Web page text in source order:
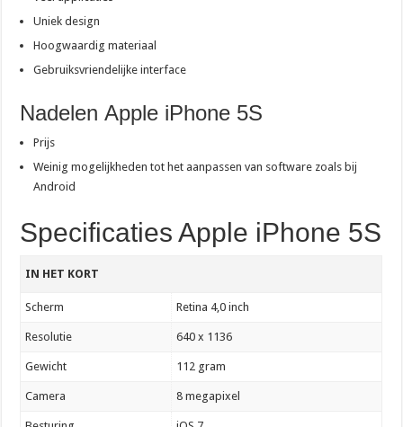
Uniek design
Hoogwaardig materiaal
Gebruiksvriendelijke interface
Nadelen Apple iPhone 5S
Prijs
Weinig mogelijkheden tot het aanpassen van software zoals bij
Android
Specificaties Apple iPhone 5S
IN HET KORT
Scherm Retina 4,0 inch
Resolutie 640 x 1136
Gewicht 112 gram
Camera 8 megapixel